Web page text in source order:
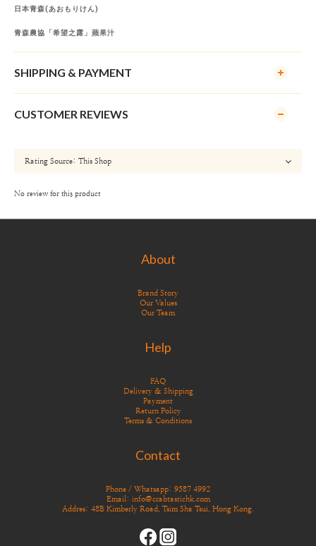
日本青森(あおもりけん)
青森農協「希望之露」蘋果汁
SHIPPING & PAYMENT
CUSTOMER REVIEWS
No review for this product
About
Brand Story
Our Values
Our Team
Help
FAQ
Delivery & Shipping
Payment
Return Policy
Terms & Conditions
Contact
Phone / Whatsapp: 9587 4992
Email: info@crabtastichk.com
Addres: 48B Kimberly Road, Tsim Sha Tsui, Hong Kong.